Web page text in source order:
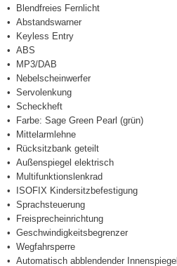
Blendfreies Fernlicht
Abstandswarner
Keyless Entry
ABS
MP3/DAB
Nebelscheinwerfer
Servolenkung
Scheckheft
Farbe: Sage Green Pearl (grün)
Mittelarmlehne
Rücksitzbank geteilt
Außenspiegel elektrisch
Multifunktionslenkrad
ISOFIX Kindersitzbefestigung
Sprachsteuerung
Freisprecheinrichtung
Geschwindigkeitsbegrenzer
Wegfahrsperre
Automatisch abblendender Innenspiegel